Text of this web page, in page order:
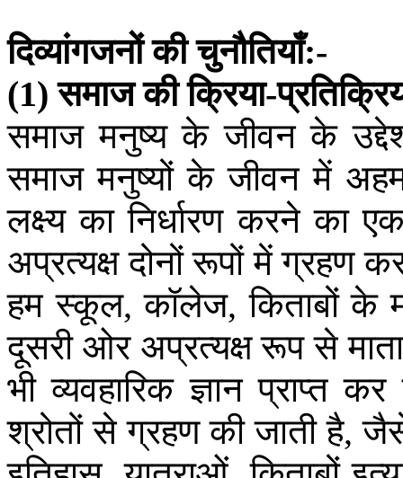
दिव्यांगजनों की चुनौतियाँ:-
(1) समाज की क्रिया-
समाज मनुष्य के जीवन के
समाज मनुष्यों के जीवन में
लक्ष्य का निर्धारण करने का
अप्रत्यक्ष दोनों रूपों में ग्रहण
हम स्कूल,कॉलेज,किताबों के
दूसरी ओर अप्रत्यक्ष रूप से
भी व्यवहारिक ज्ञान प्राप्त कर
श्रोतों से ग्रहण की जाती है,